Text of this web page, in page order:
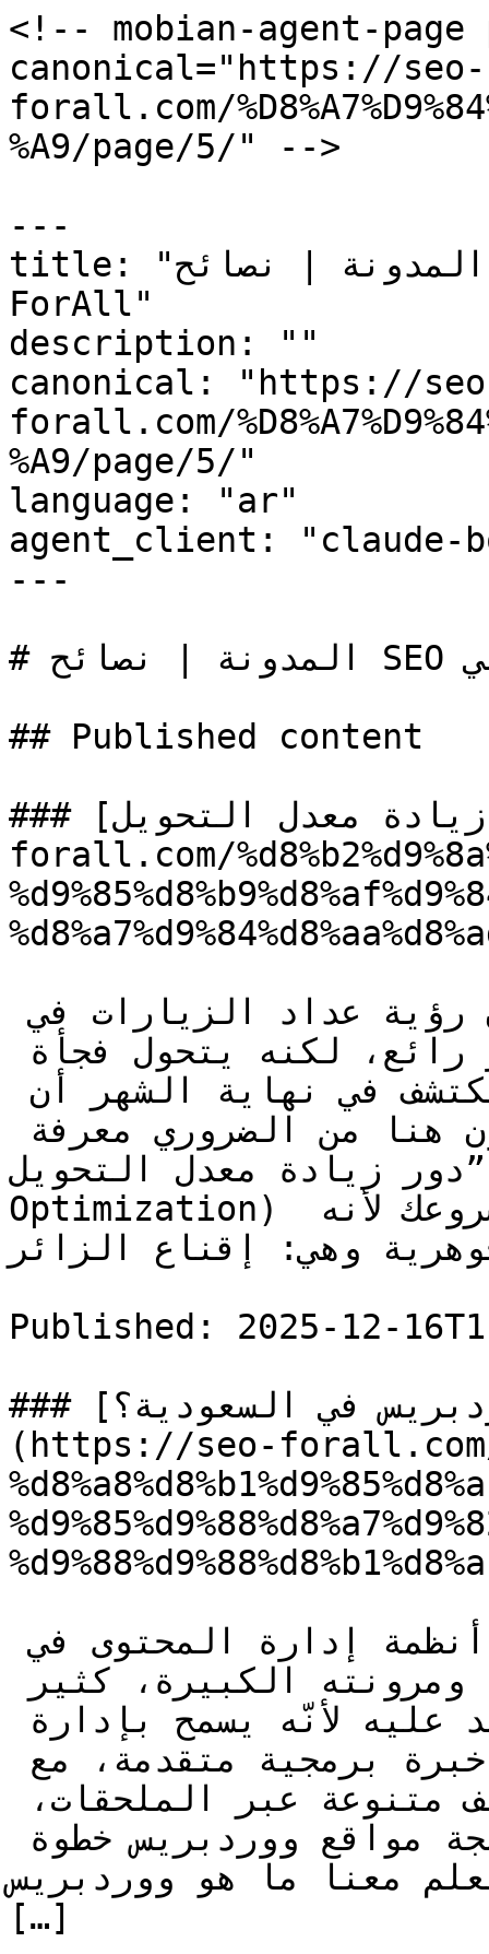
<!-- mobian-agent-
canonical="https://seo-
forall.com/
%A9/page/5/" -->
---
title: "المدونة | نصائح SEO والتسويق الرقمي – SEO-
ForAll"
description: ""
canonical: "https://
forall.com/
%A9/page/5/"
language: "ar"
agent_client: "claude-
---
# المدونة | نصائح SEO والتسويق الرقمي – SEO-ForAll
## Published content
### [زيادة معدل التحويل](https://seo-
forall.com/
دعنا نعترف في البداية أن رؤية عداد الزيارات في
دور زيادة معدل التحويل” (Conversion Rate
Optimization) فهو بمثابة طوق النجاة لمشروعك لأنه
وهي: إقناع الزائر […]
Published: 2025-12-
### [أفضل شركة برمجة مواقع ووردبريس في السعودية؟]
(https://seo-forall.com/
يُعتبر ووردبريس من أشهر أنظمة إدارة المحتوى في
معنا ما هو ووردبريس،
[…]